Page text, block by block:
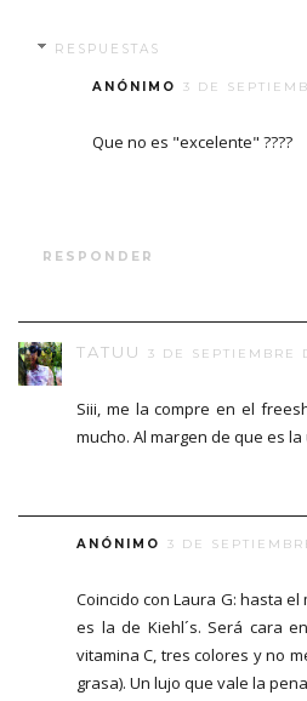
RESPUESTAS
ANÓNIMO 3 DE
Que no es "excelente" ????
RESPONDER
TATUU 3 DE SEPTIEMBRE
Siii, me la compre en el
mucho. Al margen de que es
ANÓNIMO 3 DE
Coincido con Laura G: hasta
es la de Kiehl´s. Será cara
vitamina C, tres colores y no
grasa). Un lujo que vale la